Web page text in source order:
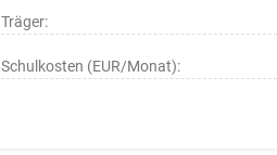
Träger:
Schulkosten (EUR/Monat):